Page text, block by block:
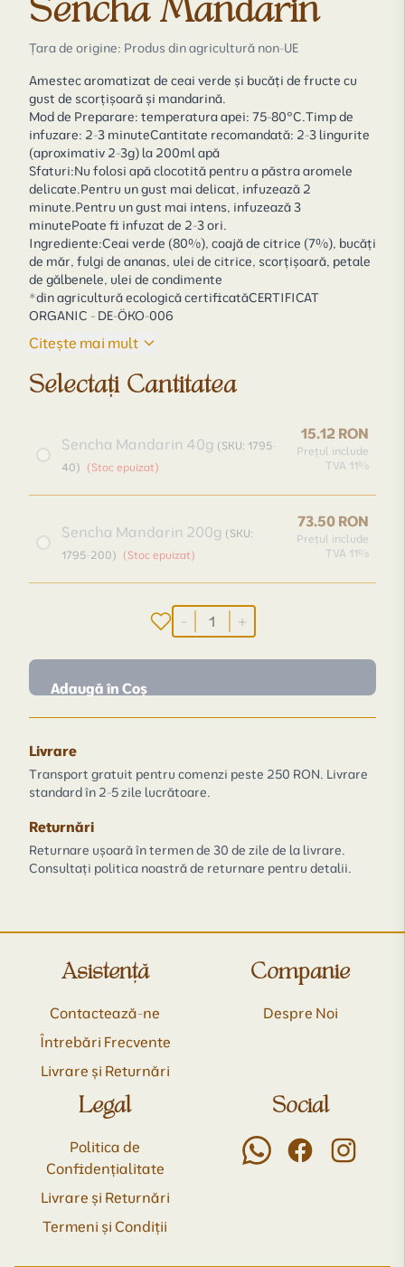
Sencha Mandarin
Țara de origine: Produs din agricultură non-UE
Amestec aromatizat de ceai verde și bucăți de fructe cu
gust de scorțișoară și mandarină.
Mod de Preparare: temperatura apei: 75-80°C.Timp de
infuzare: 2-3 minuteCantitate recomandată: 2-3 lingurite
(aproximativ 2-3g) la 200ml apă
Sfaturi:Nu folosi apă clocotită pentru a păstra aromele
delicate.Pentru un gust mai delicat, infuzează 2
minute.Pentru un gust mai intens, infuzează 3
minutePoate fi infuzat de 2-3 ori.
Ingrediente:Ceai verde (80%), coajă de citrice (7%), bucăți
de măr, fulgi de ananas, ulei de citrice, scorțișoară, petale
de gălbenele, ulei de condimente
*din agricultură ecologică certificatăCERTIFICAT
ORGANIC - DE-ÖKO-006
Citește mai mult
Selectați Cantitatea
Sencha Mandarin 40g (SKU: 1795-
40) (Stoc epuizat)
15.12 RON
Prețul include
TVA 11%
Sencha Mandarin 200g (SKU:
1795-200) (Stoc epuizat)
73.50 RON
Prețul include
TVA 11%
- +
Adaugă în Coș
Livrare
Transport gratuit pentru comenzi peste 250 RON. Livrare
standard în 2-5 zile lucrătoare.
Returnări
Returnare ușoară în termen de 30 de zile de la livrare.
Consultați politica noastră de returnare pentru detalii.
Asistență
Contactează-ne
Întrebări Frecvente
Livrare și Returnări
Companie
Despre Noi
Legal
Politica de
Confidențialitate
Livrare și Returnări
Termeni și Condiții
Social